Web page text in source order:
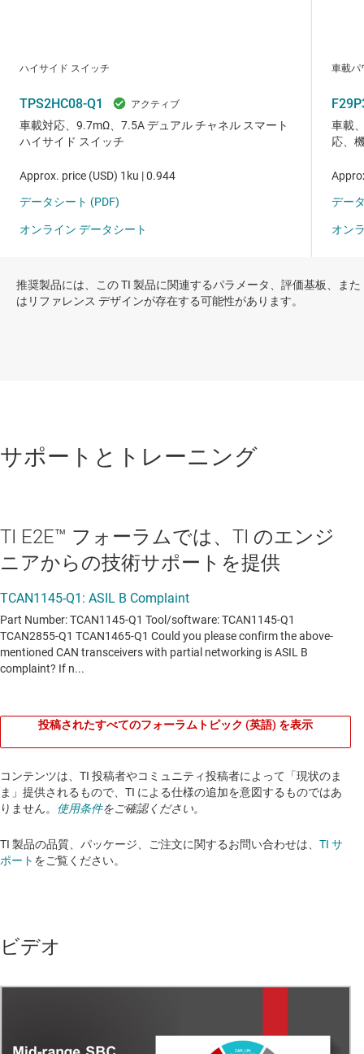
推奨製品には、この TI 製品に関連するパラメータ、評価基板、また
はリファレンス デザインが存在する可能性があります。
サポートとトレーニング
TI E2E™ フォーラムでは、TI のエンジ
ニアからの技術サポートを提供
投稿されたすべてのフォーラムトピック (英語) を表示
コンテンツは、TI 投稿者やコミュニティ投稿者によって「現状のま
ま」提供されるもので、TI による仕様の追加を意図するものではあ
りません。 使用条件をご確認ください。
TI 製品の品質、パッケージ、ご注文に関するお問い合わせは、 TI サ
ポート をご覧ください。​​​​​​​​​​​​​​
ビデオ